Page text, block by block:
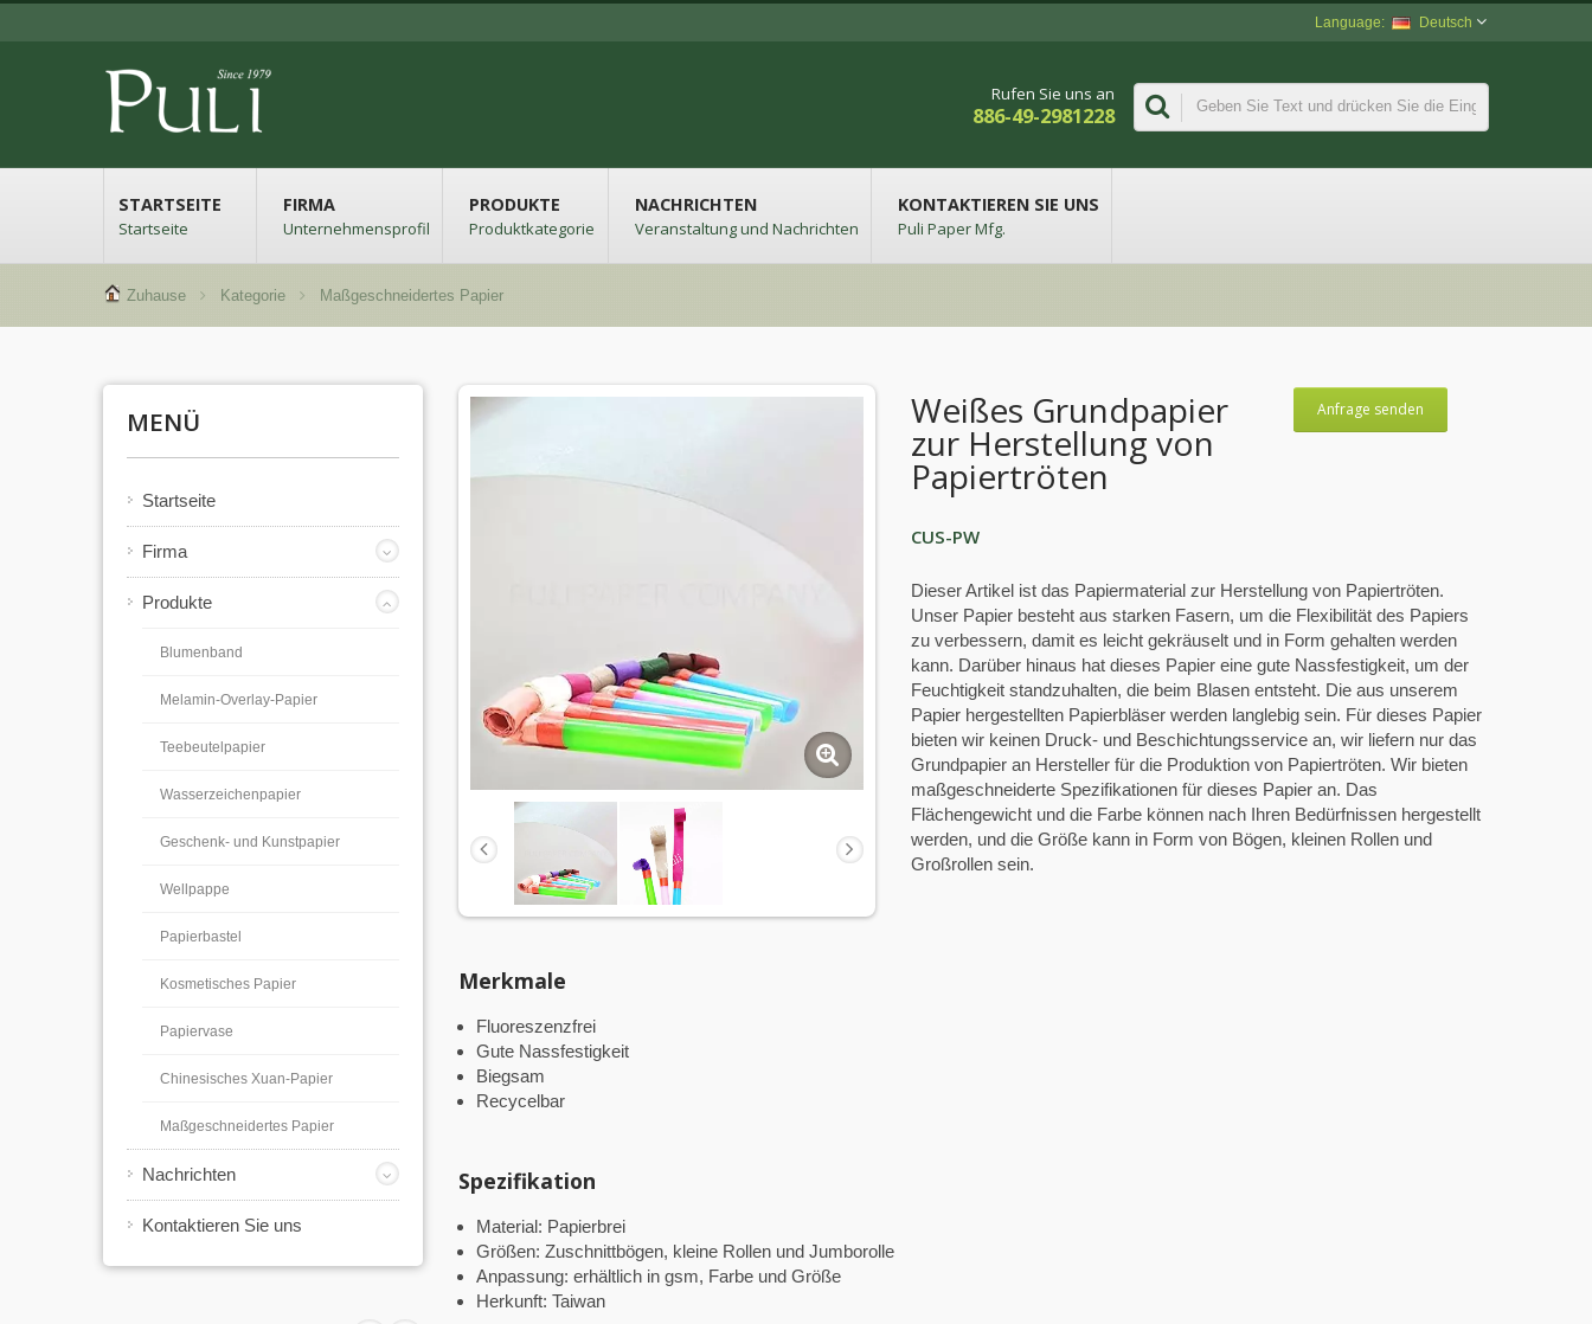
Deutsch
Rufen Sie uns an
886-49-2981228
STARTSEITE
Startseite
FIRMA
Unternehmensprofil
PRODUKTE
Produktkategorie
NACHRICHTEN
Veranstaltung und Nachrichten
KONTAKTIEREN SIE UNS
Puli Paper Mfg.
Zuhause Kategorie Maßgeschneidertes Papier
MENÜ
Startseite
Firma
Produkte
Blumenband
Melamin-Overlay-Papier
Teebeutelpapier
Wasserzeichenpapier
Geschenk- und Kunstpapier
Wellpappe
Papierbastel
Kosmetisches Papier
Papiervase
Chinesisches Xuan-Papier
Maßgeschneidertes Papier
Nachrichten
Kontaktieren Sie uns
Anfrage senden
Weißes Grundpapier
zur Herstellung von
Papiertröten
CUS-PW
Dieser Artikel ist das Papiermaterial zur Herstellung von Papiertröten.
Unser Papier besteht aus starken Fasern, um die Flexibilität des Papiers
zu verbessern, damit es leicht gekräuselt und in Form gehalten werden
kann. Darüber hinaus hat dieses Papier eine gute Nassfestigkeit, um der
Feuchtigkeit standzuhalten, die beim Blasen entsteht. Die aus unserem
Papier hergestellten Papierbläser werden langlebig sein. Für dieses Papier
bieten wir keinen Druck- und Beschichtungsservice an, wir liefern nur das
Grundpapier an Hersteller für die Produktion von Papiertröten. Wir bieten
maßgeschneiderte Spezifikationen für dieses Papier an. Das
Flächengewicht und die Farbe können nach Ihren Bedürfnissen hergestellt
werden, und die Größe kann in Form von Bögen, kleinen Rollen und
Großrollen sein.
Merkmale
Fluoreszenzfrei
Gute Nassfestigkeit
Biegsam
Recycelbar
Spezifikation
Material: Papierbrei
Größen: Zuschnittbögen, kleine Rollen und Jumborolle
Anpassung: erhältlich in gsm, Farbe und Größe
Herkunft: Taiwan